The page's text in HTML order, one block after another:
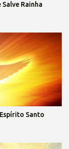
Rainha
Santo